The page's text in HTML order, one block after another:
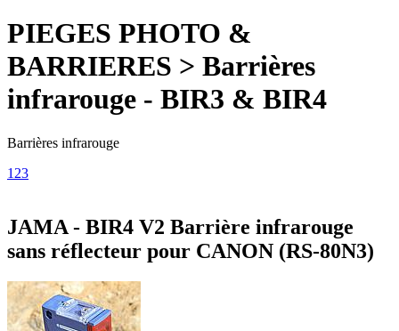
PIEGES PHOTO &
BARRIERES > Barrières
infrarouge - BIR3 & BIR4
Barrières infrarouge
1 23
JAMA - BIR4 V2 Barrière infrarouge
sans réflecteur pour CANON (RS-80N3)